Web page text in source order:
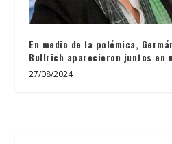
En medio de la polémica,
Bullrich aparecieron juntos en
27/08/2024